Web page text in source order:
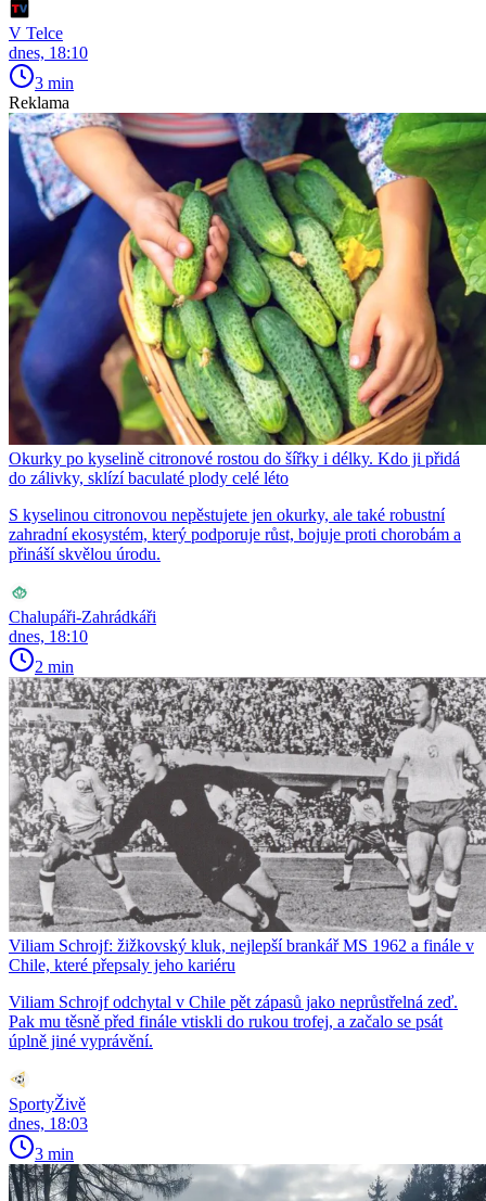
V Telce
dnes, 18:10
3 min
Reklama
Okurky po kyselině citronové rostou do šířky i délky. Kdo ji přidá
do zálivky, sklízí baculaté plody celé léto
S kyselinou citronovou nepěstujete jen okurky, ale také robustní
zahradní ekosystém, který podporuje růst, bojuje proti chorobám a
přináší skvělou úrodu.
Chalupáři-Zahrádkáři
dnes, 18:10
2 min
Viliam Schrojf: žižkovský kluk, nejlepší brankář MS 1962 a finále v
Chile, které přepsaly jeho kariéru
Viliam Schrojf odchytal v Chile pět zápasů jako neprůstřelná zeď.
Pak mu těsně před finále vtiskli do rukou trofej, a začalo se psát
úplně jiné vyprávění.
SportyŽivě
dnes, 18:03
3 min